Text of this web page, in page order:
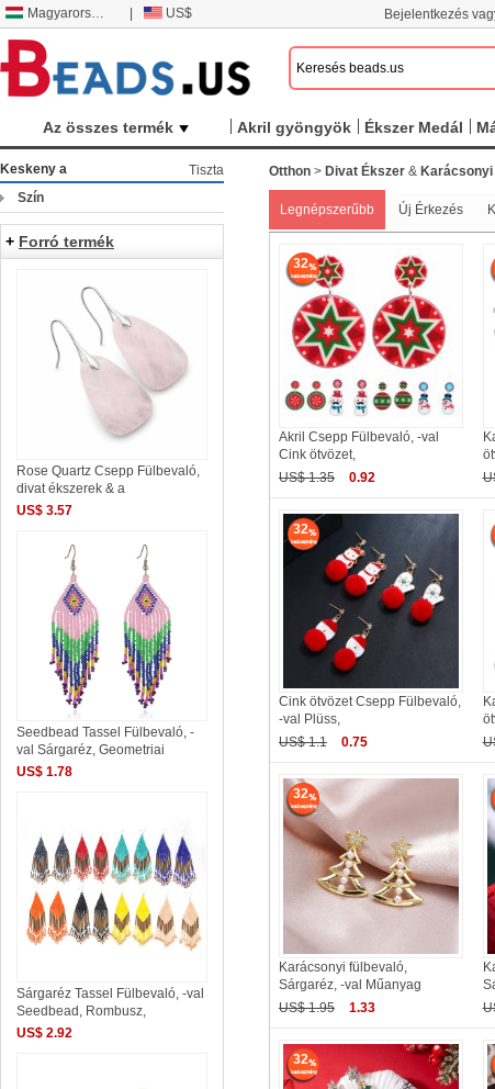
Magyarország US$ Bejelentkezés
Az összes termék Akril gyöngyök Ékszer Medál
Otthon> Divat Ékszer&
Legnépszerűbb Új Érkezés
32
Akril Csepp Fülbevaló, -val
Cink ötvözet,
US$ 1.35
0.92
32
Cink ötvözet Csepp Fülbevaló,
-val Plüss,
US$ 1.1
0.75
32
Karácsonyi fülbevaló,
Sárgaréz, -val Műanyag
US$ 1.95
1.33
32
Keskeny a
Tiszta
Szín
+ Forró termék
Rose Quartz Csepp Fülbevaló,
divat ékszerek & a
US$ 3.57
Seedbead Tassel Fülbevaló, -
val Sárgaréz, Geometriai
US$ 1.78
Sárgaréz Tassel Fülbevaló, -val
Seedbead, Rombusz,
US$ 2.92